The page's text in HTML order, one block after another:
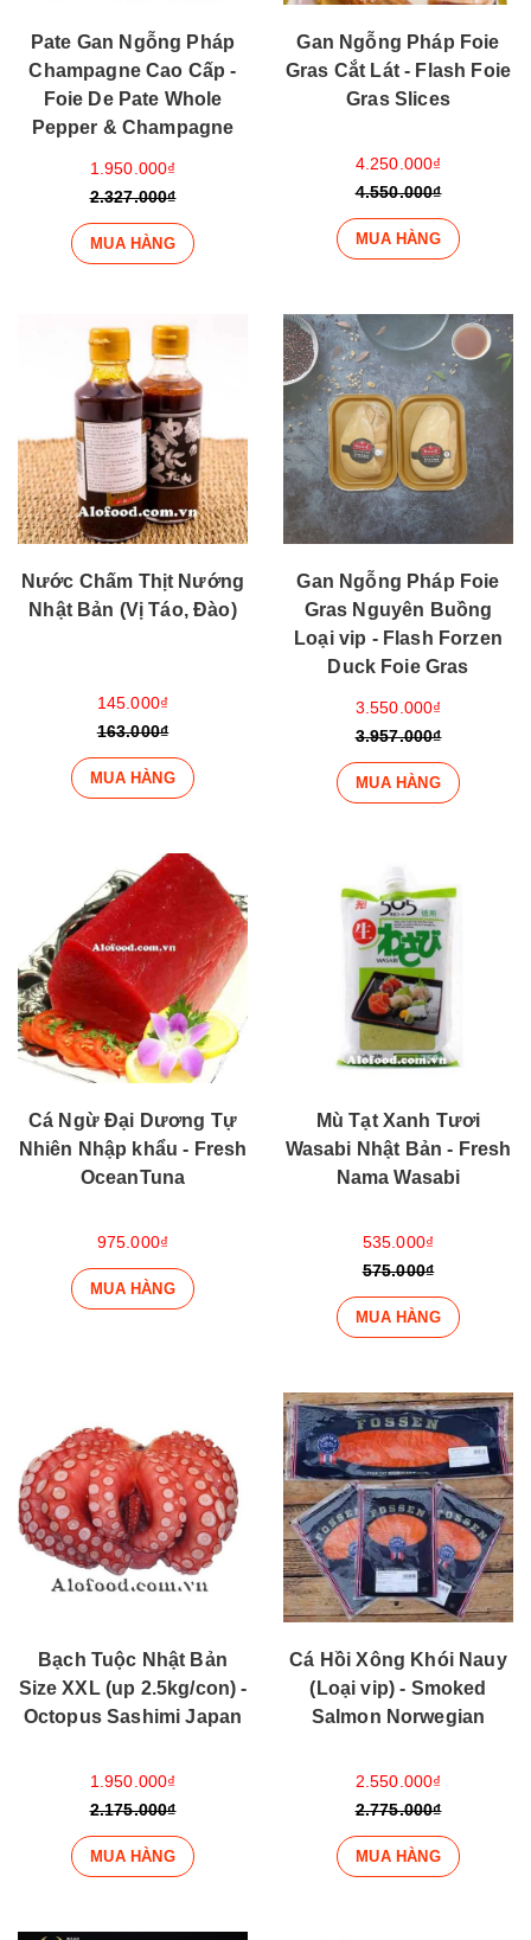
Pate Gan Ngỗng Pháp
Champagne Cao Cấp -
Foie De Pate Whole
Pepper & Champagne
1.950.000₫
2.327.000₫
MUA HÀNG
Gan Ngỗng Pháp Foie
Gras Cắt Lát - Flash Foie
Gras Slices
4.250.000₫
4.550.000₫
MUA HÀNG
Nước Chấm Thịt Nướng
Nhật Bản (Vị Táo, Đào)
145.000₫
163.000₫
MUA HÀNG
Gan Ngỗng Pháp Foie
Gras Nguyên Buồng
Loại vip - Flash Forzen
Duck Foie Gras
3.550.000₫
3.957.000₫
MUA HÀNG
Cá Ngừ Đại Dương Tự
Nhiên Nhập khẩu - Fresh
OceanTuna
975.000₫
MUA HÀNG
Mù Tạt Xanh Tươi
Wasabi Nhật Bản - Fresh
Nama Wasabi
535.000₫
575.000₫
MUA HÀNG
Bạch Tuộc Nhật Bản
Size XXL (up 2.5kg/con) -
Octopus Sashimi Japan
1.950.000₫
2.175.000₫
MUA HÀNG
Cá Hồi Xông Khói Nauy
(Loại vip) - Smoked
Salmon Norwegian
2.550.000₫
2.775.000₫
MUA HÀNG